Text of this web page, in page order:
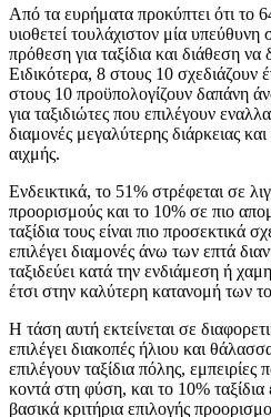
Από τα ευρήματα προκύπτει ότι το
υιοθετεί τουλάχιστον μία
πρόθεση για ταξίδια και διάθεση
Ειδικότερα, 8 στους 10 σχεδιάζουν
στους 10 προϋπολογίζουν δαπάνη
για ταξιδιώτες που επιλέγουν
διαμονές μεγαλύτερης διάρκειας
αιχμής.
Ενδεικτικά, το 51% στρέφεται σε
προορισμούς και το 10% σε πιο
ταξίδια τους είναι πιο προσεκτικά
επιλέγει διαμονές άνω των επτά
ταξιδεύει κατά την ενδιάμεση ή
έτσι στην καλύτερη κατανομή των
Η τάση αυτή εκτείνεται σε
επιλέγει διακοπές ήλιου και
επιλέγουν ταξίδια πόλης, εμπειρίες
κοντά στη φύση, και το 10% ταξίδια
βασικά κριτήρια επιλογής